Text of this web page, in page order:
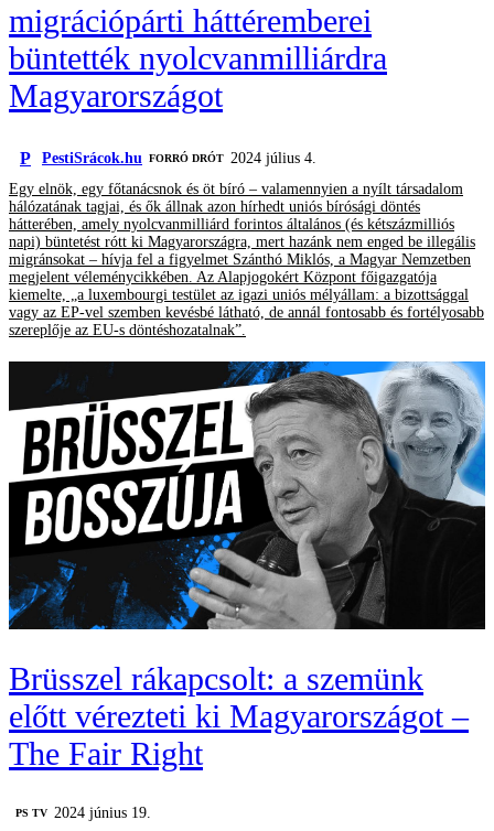
migrációpárti háttéremberei
büntették nyolcvanmilliárdra
Magyarországot
P PestiSrácok.hu FORRÓ DRÓT
2024 július 4.
Egy elnök, egy főtanácsnok és öt bíró – valamennyien a nyílt társadalom
hálózatának tagjai, és ők állnak azon hírhedt uniós bírósági döntés
hátterében, amely nyolcvanmilliárd forintos általános (és kétszázmilliós
napi) büntetést rótt ki Magyarországra, mert hazánk nem enged be illegális
migránsokat – hívja fel a figyelmet Szánthó Miklós, a Magyar Nemzetben
megjelent véleménycikkében. Az Alapjogokért Központ főigazgatója
kiemelte, „a luxembourgi testület az igazi uniós mélyállam: a bizottsággal
vagy az EP-vel szemben kevésbé látható, de annál fontosabb és fortélyosabb
szereplője az EU-s döntéshozatalnak”.
Brüsszel rákapcsolt: a szemünk
előtt vérezteti ki Magyarországot –
The Fair Right
PS TV 2024 június 19.